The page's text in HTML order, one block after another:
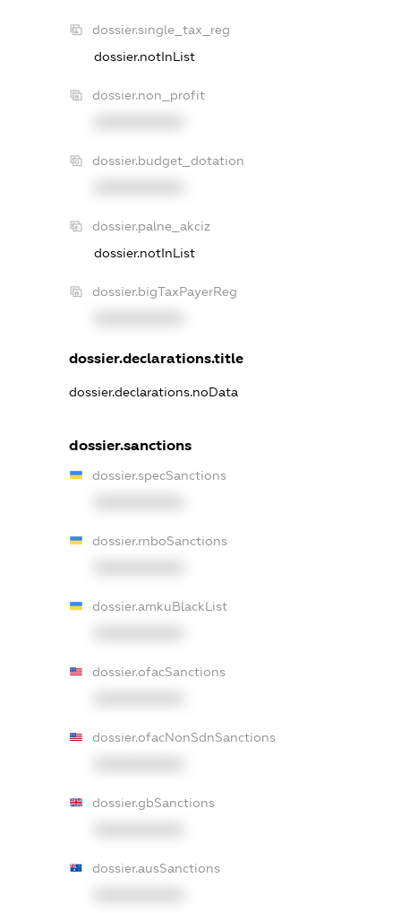
dossier.single_tax_reg
dossier.notInList
dossier.non_profit
dossier.budget_dotation
dossier.palne_akciz
dossier.notInList
dossier.bigTaxPayerReg
dossier.declarations.title
dossier.declarations.noData
dossier.sanctions
dossier.specSanctions
dossier.rnboSanctions
dossier.amkuBlackList
dossier.ofacSanctions
dossier.ofacNonSdnSanctions
dossier.gbSanctions
dossier.ausSanctions